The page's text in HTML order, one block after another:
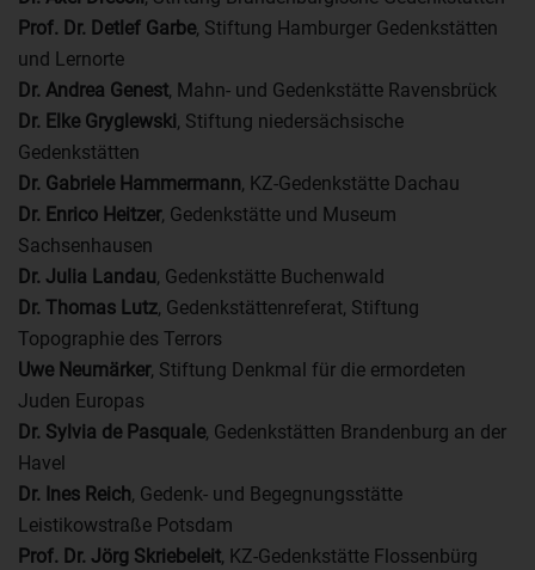
Prof. Dr. Detlef Garbe, Stiftung Hamburger Gedenkstätten
und Lernorte
Dr. Andrea Genest, Mahn- und Gedenkstätte Ravensbrück
Dr. Elke Gryglewski , Stiftung niedersächsische
Gedenkstätten
Dr. Gabriele Hammermann, KZ-Gedenkstätte Dachau
Dr. Enrico Heitzer, Gedenkstätte und Museum
Sachsenhausen
Dr. Julia Landau, Gedenkstätte Buchenwald
Dr. Thomas Lutz, Gedenkstättenreferat, Stiftung
Topographie des Terrors
Uwe Neumärker, Stiftung Denkmal für die ermordeten
Juden Europas
Dr. Sylvia de Pasquale, Gedenkstätten Brandenburg an der
Havel
Dr. Ines Reich, Gedenk‑ und Begegnungsstätte
Leistikowstraße Potsdam
Prof. Dr. Jörg Skriebeleit, KZ-Gedenkstätte Flossenbürg